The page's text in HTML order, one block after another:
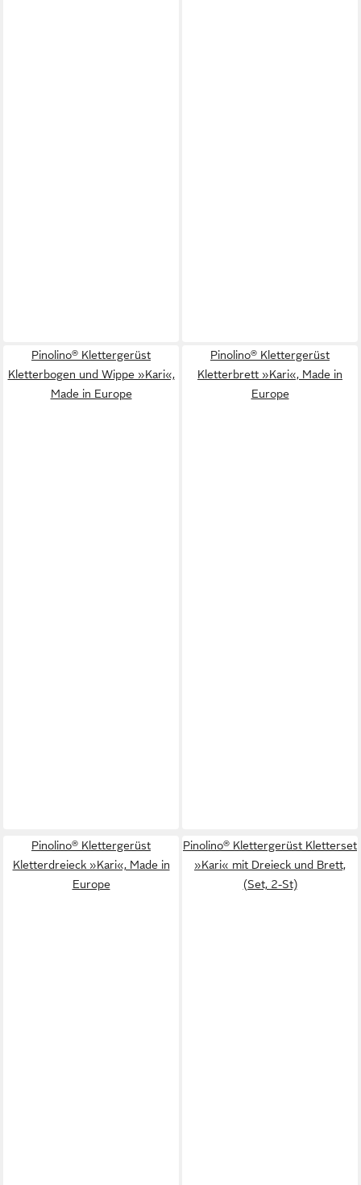
Pinolino® Klettergerüst
Kletterbogen und Wippe »Kari«,
Made in Europe
Pinolino® Klettergerüst
Kletterbrett »Kari«, Made in
Europe
Pinolino® Klettergerüst
Kletterdreieck »Kari«, Made in
Europe
Pinolino® Klettergerüst Kletterset
»Kari« mit Dreieck und Brett,
(Set, 2-St)